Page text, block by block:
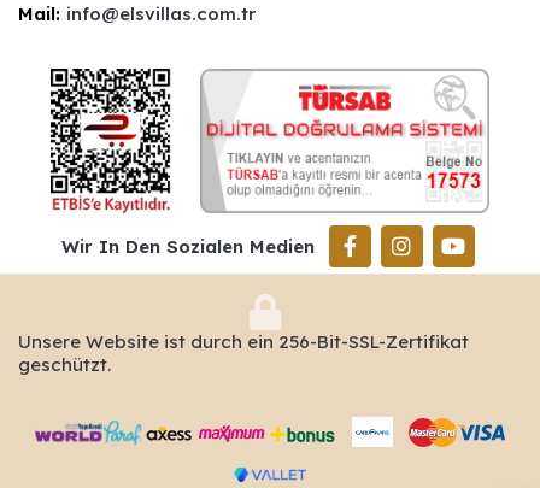
Mail: info@elsvillas.com.tr
Wir In Den Sozialen Medien
Unsere Website ist durch ein 256-Bit-SSL-Zertifikat
geschützt.